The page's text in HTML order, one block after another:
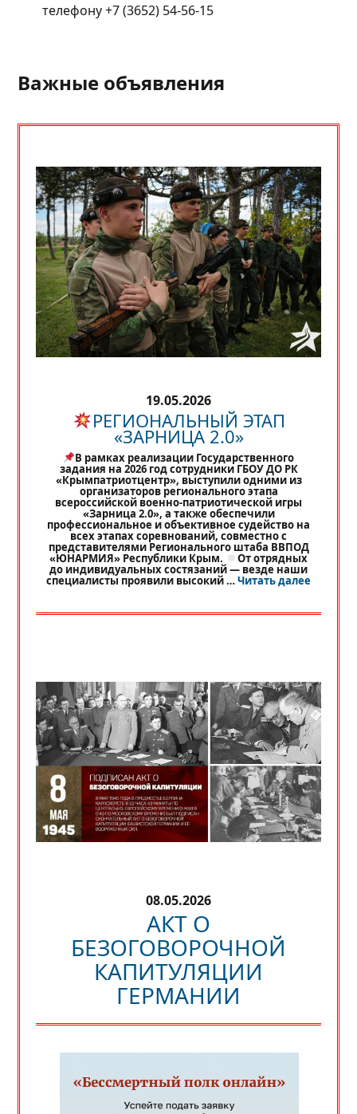
телефону +7 (3652) 54-56-15
Важные объявления
19.05.2026
РЕГИОНАЛЬНЫЙ ЭТАП
«ЗАРНИЦА 2.0»
В рамках реализации Государственного
задания на 2026 год сотрудники ГБОУ ДО РК
«Крымпатриотцентр», выступили одними из
организаторов регионального этапа
всероссийской военно-патриотической игры
«Зарница 2.0», а также обеспечили
профессиональное и объективное судейство на
всех этапах соревнований, совместно с
представителями Регионального штаба ВВПОД
«ЮНАРМИЯ» Республики Крым. От отрядных
до индивидуальных состязаний — везде наши
специалисты проявили высокий …Читать далее«
08.05.2026
АКТ О
БЕЗОГОВОРОЧНОЙ
КАПИТУЛЯЦИИ
ГЕРМАНИИ